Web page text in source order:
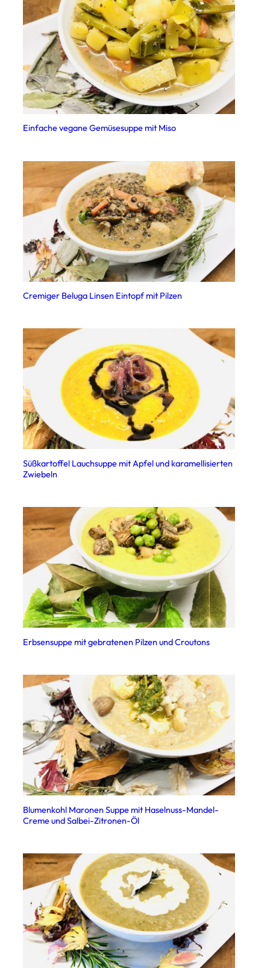
Einfache vegane Gemüsesuppe mit Miso
Cremiger Beluga Linsen Eintopf mit Pilzen
Süßkartoffel Lauchsuppe mit Apfel und karamellisierten
Zwiebeln
Erbsensuppe mit gebratenen Pilzen und Croutons
Blumenkohl Maronen Suppe mit Haselnuss-Mandel-
Creme und Salbei-Zitronen-Öl